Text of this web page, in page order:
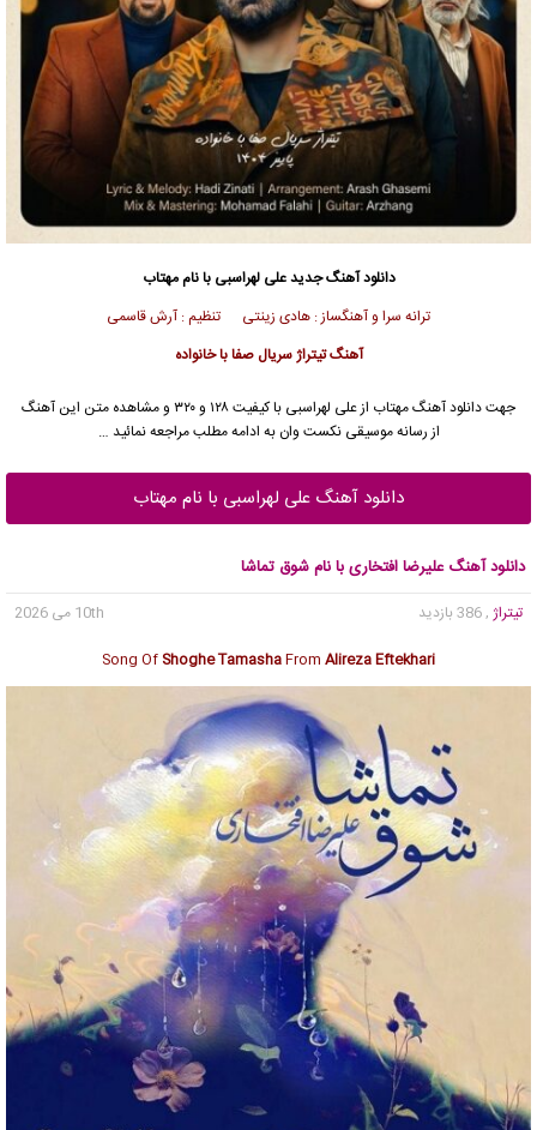
دانلود آهنگ جدیدعلی لهراسبی با نام مهتاب
ترانه سرا و آهنگساز : هادی زینتی تنظیم : آرش قاسمی
آهنگ تیتراژ سریال صفا با خانواده
جهت دانلود آهنگ مهتاب ازعلی لهراسبی
با کیفیت ۱۲۸ و ۳۲۰ و مشاهده متن این آهنگ
از رسانه موسیقی نکست وان به ادامه مطلب مراجعه نمائید …
دانلود آهنگ علی لهراسبی با نام مهتاب
دانلود آهنگ علیرضا افتخاری با نام شوق تماشا
تیتراژ , 386 بازدید
10th می 2026
Song Of Shoghe TamashaFrom Alireza Eftekhari